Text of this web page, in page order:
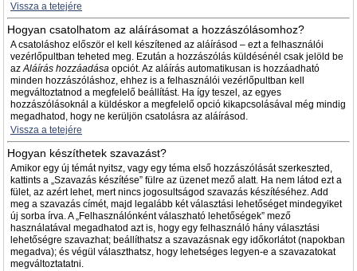
Vissza a tetejére
Hogyan csatolhatom az aláírásomat a hozzászólásomhoz?
A csatoláshoz először el kell készítened az aláírásod – ezt a felhasználói
vezérlőpultban teheted meg. Ezután a hozzászólás küldésénél csak jelöld be
azAláírás hozzáadása opciót. Az aláírás automatikusan is hozzáadható
minden hozzászóláshoz, ehhez is a felhasználói vezérlőpultban kell
megváltoztatnod a megfelelő beállítást. Ha így teszel, az egyes
hozzászólásoknál a küldéskor a megfelelő opció kikapcsolásával még mindig
megadhatod, hogy ne kerüljön csatolásra az aláírásod.
Vissza a tetejére
Hogyan készíthetek szavazást?
Amikor egy új témát nyitsz, vagy egy téma első hozzászólását szerkeszted,
kattints a „Szavazás készítése” fülre az üzenet mező alatt. Ha nem látod ezt a
fület, az azért lehet, mert nincs jogosultságod szavazás készítéséhez. Add
meg a szavazás címét, majd legalább két választási lehetőséget mindegyiket
új sorba írva. A „Felhasználónként válaszható lehetőségek” mező
használatával megadhatod azt is, hogy egy felhasználó hány választási
lehetőségre szavazhat; beállíthatsz a szavazásnak egy időkorlátot (napokban
megadva); és végül választhatsz, hogy lehetséges legyen-e a szavazatokat
megváltoztatatni.